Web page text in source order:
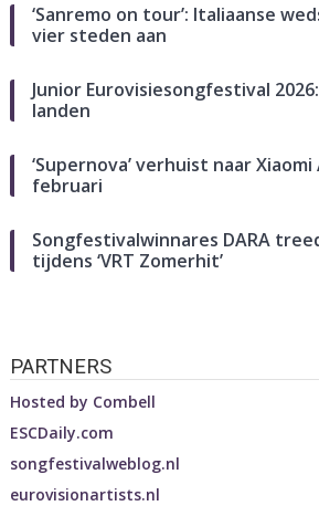
‘Sanremo on tour’: Italiaanse
vier steden aan
Junior Eurovisiesongfestival
landen
‘Supernova’ verhuist naar
februari
Songfestivalwinnares DARA
tijdens ‘VRT Zomerhit’
PARTNERS
Hosted by Combell
ESCDaily.com
songfestivalweblog.nl
eurovisionartists.nl